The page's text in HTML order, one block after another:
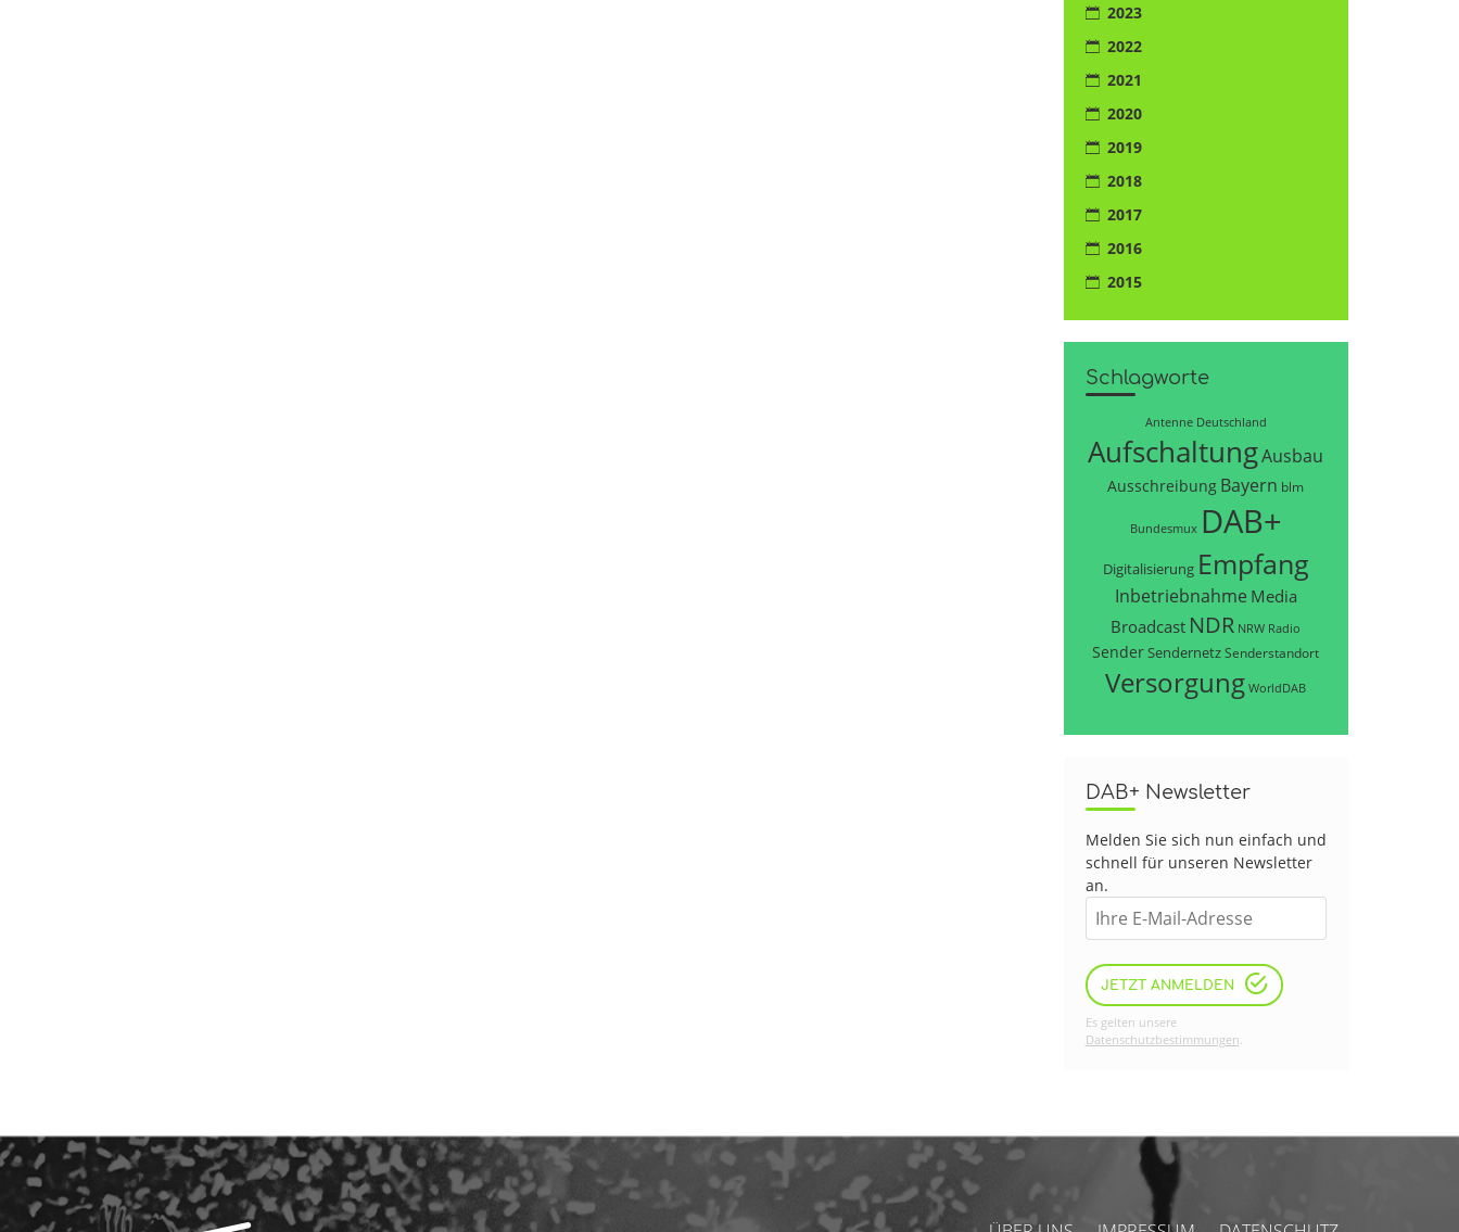
2023
2022
2021
2020
2019
2018
2017
2016
2015
Schlagworte
Antenne Deutschland
AufschaltungAusbau
Ausschreibung Bayern blm
Bundesmux DAB+
Digitalisierung Empfang
Inbetriebnahme Media
Broadcast NDR NRW Radio
SenderSendernetzSenderstandort
Versorgung WorldDAB
DAB+ Newsletter
Melden Sie sich nun einfach und
schnell für unseren Newsletter
an.
JETZT ANMELDEN
Es gelten unsere
Datenschutzbestimmungen.